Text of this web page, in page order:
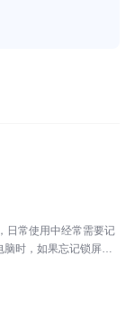
日常使用中经常需要记
时，如果忘记锁屏，